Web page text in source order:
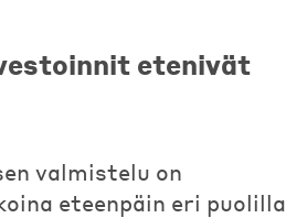
etenivät
valmistelu on
eteenpäin eri puolilla